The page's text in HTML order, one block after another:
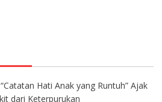
Hati Anak yang Runtuh” Ajak
dari Keterpurukan